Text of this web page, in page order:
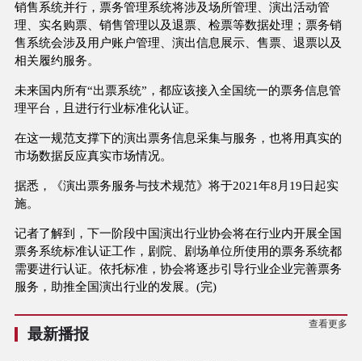
销售系统并行，票务管理系统将涉及场所管理、演出活动管
理、实名购票、销售管理以及退票、检票等数据处理；票务销
售系统会涉及用户账户管理、演出信息展示、售票、退票以及
相关履约服务。
未来国内所有“出票系统”，都应该接入全国统一的票务信息管
理平台，且进行行业标准化认证。
在这一规范支撑下的演出票务信息采集与服务，也将用真实的
市场数据反应真实市场情况。
据悉，《演出票务服务与技术规范》将于2021年8月19日起实
施。
记者了解到，下一阶段中国演出行业协会将在行业内开展全国
票务系统标准认证工作，剧院、剧场单位所使用的票务系统都
需要进行认证。依托标准，协会将逐步引导行业企业完善票务
服务，助推全国演出行业的发展。(完)
最新播报
查看更多